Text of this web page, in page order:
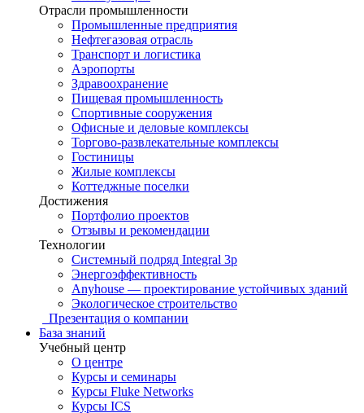
Отрасли промышленности
Промышленные предприятия
Нефтегазовая отрасль
Транспорт и логистика
Аэропорты
Здравоохранение
Пищевая промышленность
Спортивные сооружения
Офисные и деловые комплексы
Торгово-развлекательные комплексы
Гостиницы
Жилые комплексы
Коттеджные поселки
Достижения
Портфолио проектов
Отзывы и рекомендации
Технологии
Системный подряд Integral 3p
Энергоэффективность
Anyhouse — проектирование устойчивых зданий
Экологическое строительство
Презентация о компании
База знаний
Учебный центр
О центре
Курсы и семинары
Курсы Fluke Networks
Курсы ICS